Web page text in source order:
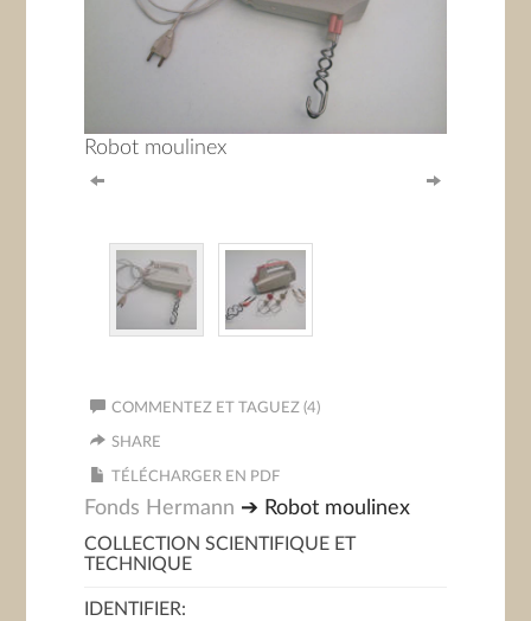
Robot moulinex
COMMENTEZ ET TAGUEZ (4)
SHARE
TÉLÉCHARGER EN PDF
Fonds Hermann ➔ Robot moulinex
COLLECTION SCIENTIFIQUE ET
TECHNIQUE
IDENTIFIER: